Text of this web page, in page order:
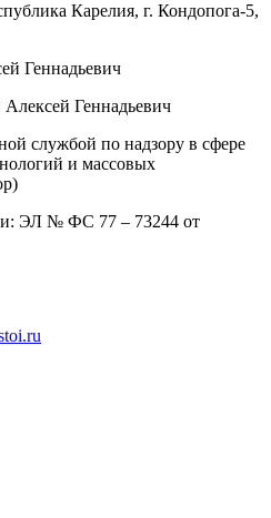
Карелия, г. Кондопога-5,
Геннадьевич
Геннадьевич
службой по надзору в сфере
и массовых
ЭЛ № ФС 77 – 73244 от